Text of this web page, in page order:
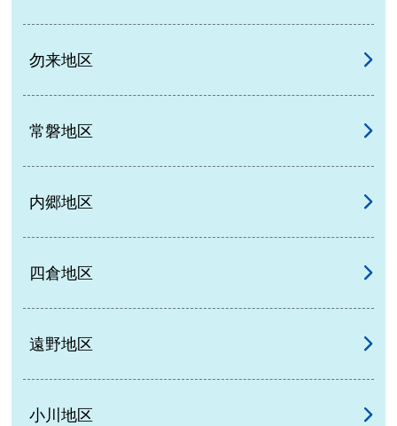
勿来地区
常磐地区
内郷地区
四倉地区
遠野地区
小川地区